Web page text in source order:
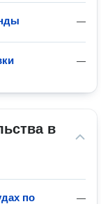
—
—
в
—
по